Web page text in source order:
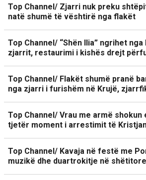
Top Channel/ Zjarri nuk preku
natë shumë të vështirë nga flakët
Top Channel/ “Shën Ilia” ngrihet
zjarrit, restaurimi i kishës drejt
Top Channel/ Flakët shumë pranë
nga zjarri i furishëm në Krujë,
Top Channel/ Vrau me armë
tjetër moment i arrestimit të
Top Channel/ Kavaja në festë me
muzikë dhe duartrokitje në shëtitore